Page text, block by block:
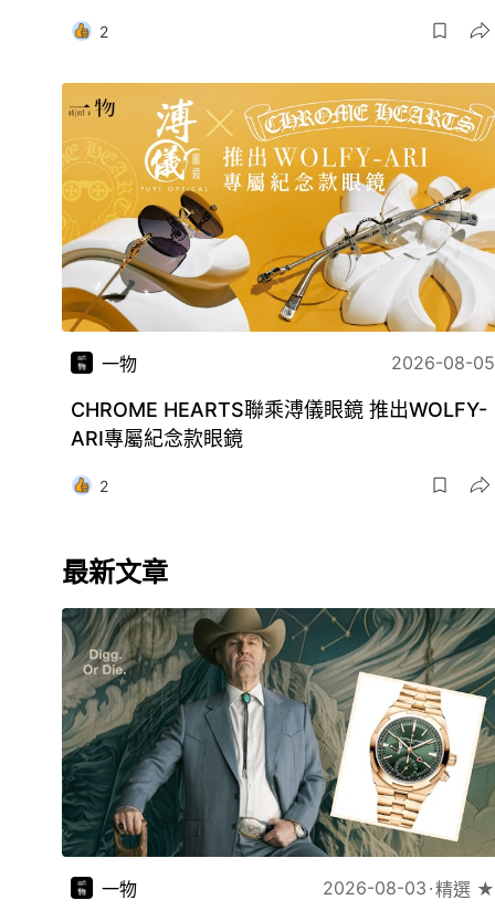
2
一物 2026-08-05
CHROME HEARTS聯乘溥儀眼鏡 推出WOLFY-
ARI專屬紀念款眼鏡
2
最新文章
一物 2026-08-03 精選 ★